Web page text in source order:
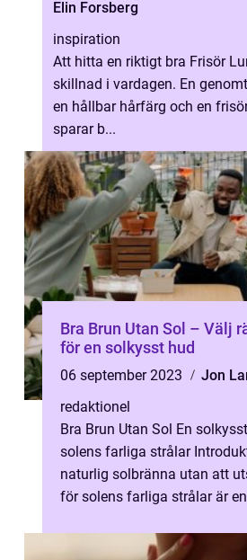
Elin Forsberg
inspiration
Att hitta en riktigt bra Frisör
skillnad i vardagen. En
en hållbar hårfärg och en
sparar b...
Bra Brun Utan Sol – Välj
för en solkysst hud
06 september 2023
Jon
redaktionel
Bra Brun Utan Sol En
solens farliga strålar
naturlig solbränna utan att
för solens farliga strålar är